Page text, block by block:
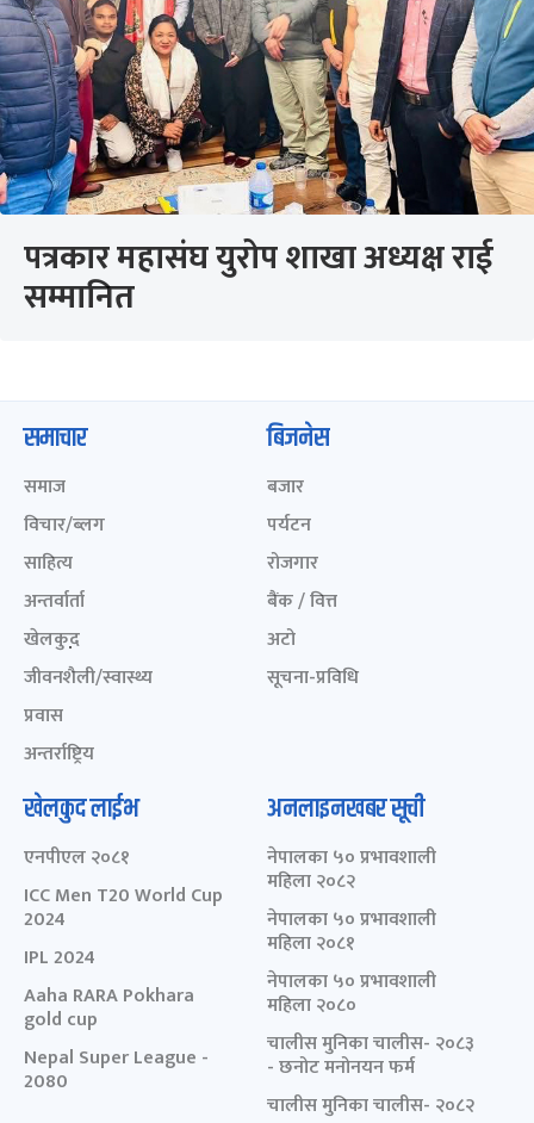
पत्रकार महासंघ युरोप शाखा अध्यक्ष राई
सम्मानित
समाचार
समाज
विचार/ब्लग
साहित्य
अन्तर्वार्ता
खेलकुद़़
जीवनशैली/स्वास्थ्य
प्रवास
अन्तर्राष्ट्रिय
बिजनेस
बजार
पर्यटन
रोजगार
बैंक / वित्त
अटो
सूचना-प्रविधि
खेलकुद लाईभ
एनपीएल २०८१
ICC Men T20 World Cup
2024
IPL 2024
Aaha RARA Pokhara
gold cup
Nepal Super League -
2080
अनलाइनखबर सूची
नेपालका ५० प्रभावशाली
महिला २०८२
नेपालका ५० प्रभावशाली
महिला २०८१
नेपालका ५० प्रभावशाली
महिला २०८०
चालीस मुनिका चालीस- २०८३
- छनोट मनोनयन फर्म
चालीस मुनिका चालीस- २०८२